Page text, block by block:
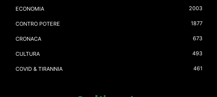
ECONOMIA 2003
CONTRO POTERE 1877
CRONACA 673
CULTURA 493
COVID & TIRANNIA 461